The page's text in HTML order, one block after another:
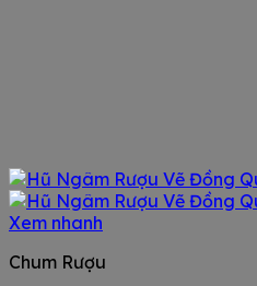
Xem nhanh
Chum Rượu